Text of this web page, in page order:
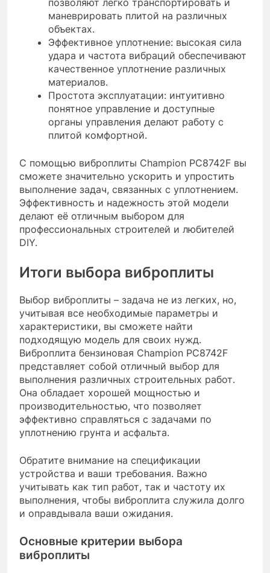
позволяют легко транспортировать и
маневрировать плитой на различных
объектах.
Эффективное уплотнение: высокая сила
удара и частота вибраций обеспечивают
качественное уплотнение различных
материалов.
Простота эксплуатации: интуитивно
понятное управление и доступные
органы управления делают работу с
плитой комфортной.
С помощью виброплиты Champion PC8742F вы
сможете значительно ускорить и упростить
выполнение задач, связанных с уплотнением.
Эффективность и надежность этой модели
делают её отличным выбором для
профессиональных строителей и любителей
DIY.
Итоги выбора виброплиты
Выбор виброплиты – задача не из легких, но,
учитывая все необходимые параметры и
характеристики, вы сможете найти
подходящую модель для своих нужд.
Виброплита бензиновая Champion PC8742F
представляет собой отличный выбор для
выполнения различных строительных работ.
Она обладает хорошей мощностью и
производительностью, что позволяет
эффективно справляться с задачами по
уплотнению грунта и асфальта.
Обратите внимание на спецификации
устройства и ваши требования. Важно
учитывать как тип работ, так и частоту их
выполнения, чтобы виброплита служила долго
и оправдывала ваши ожидания.
Основные критерии выбора
виброплиты